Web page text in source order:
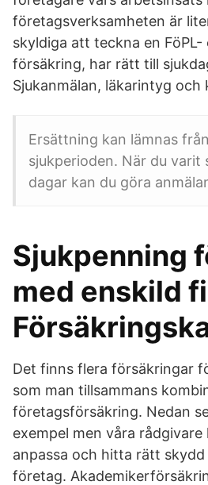
företagsverksamheten är
skyldiga att teckna en FöPL-
försäkring, har rätt till
Sjukanmälan, läkarintyg och
Ersättning kan lämnas
sjukperioden. När du varit
dagar kan du göra
Sjukpenning
med enskild
Det finns flera försäkringar
som man tillsammans
företagsförsäkring. Nedan
exempel men våra
anpassa och hitta rätt
företag.